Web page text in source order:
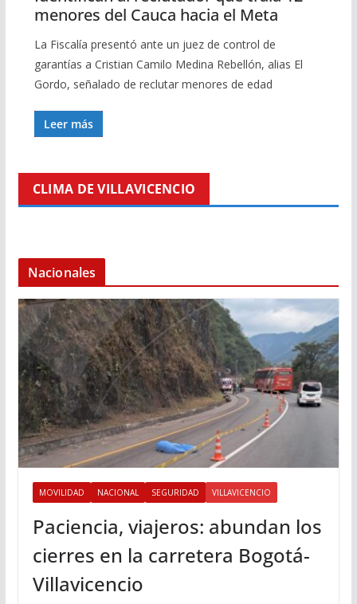
menores del Cauca hacia el Meta
La Fiscalía presentó ante un juez de control de
garantías a Cristian Camilo Medina Rebellón, alias El
Gordo, señalado de reclutar menores de edad
Leer más
CLIMA DE VILLAVICENCIO
Nacionales
MOVILIDAD NACIONAL SEGURIDAD VILLAVICENCIO
Paciencia, viajeros: abundan los
cierres en la carretera Bogotá-
Villavicencio